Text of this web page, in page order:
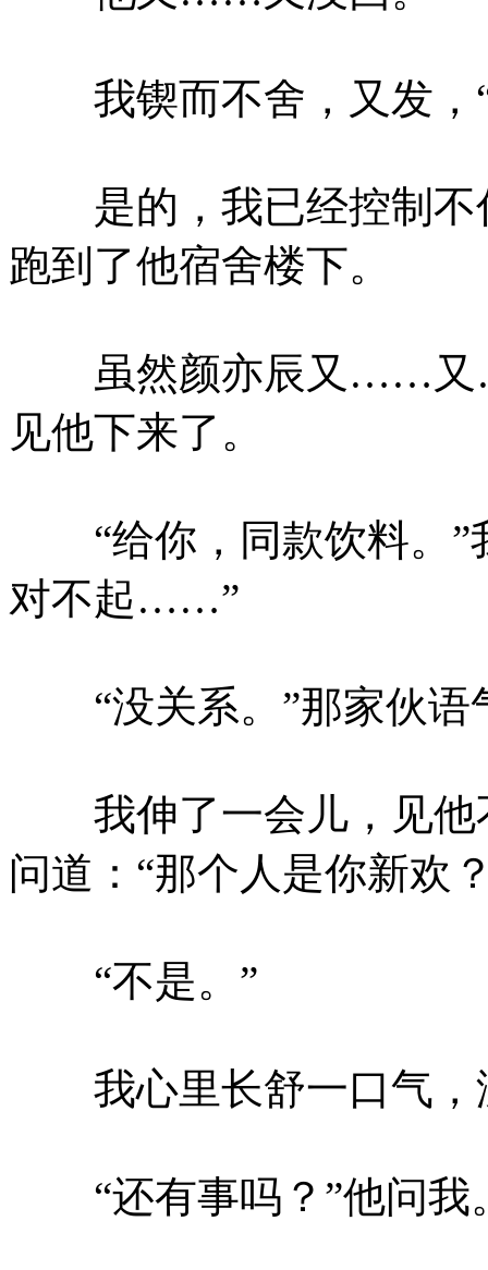
我锲而不舍，又发，“
是的，我已经控制不
跑到了他宿舍楼下。
虽然颜亦辰又……又
见他下来了。
“给你，同款饮料。”
对不起……”
“没关系。”那家伙语
我伸了一会儿，见他
问道：“那个人是你新欢
“不是。”
我心里长舒一口气，
“还有事吗？”他问我